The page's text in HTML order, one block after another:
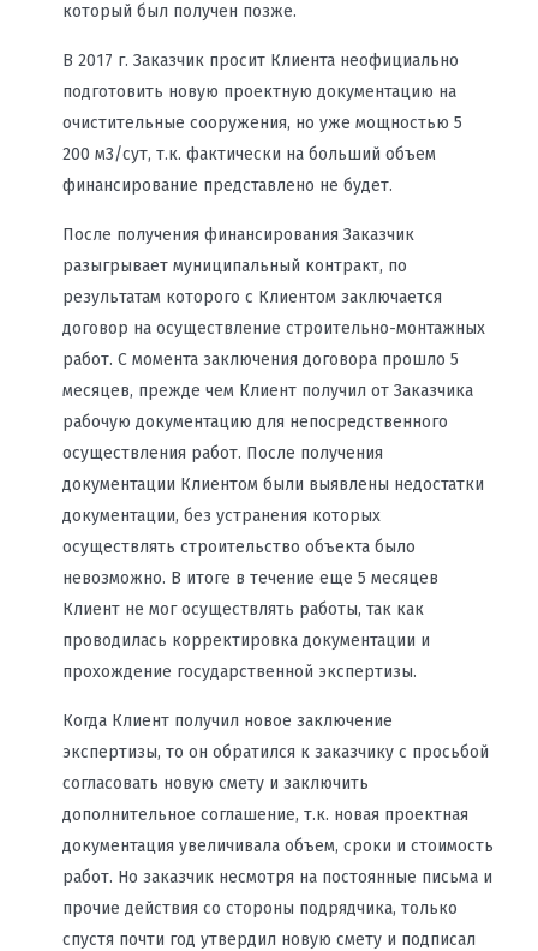
который был получен позже.
В 2017 г. Заказчик просит Клиента неофициально
подготовить новую проектную документацию на
очистительные сооружения, но уже мощностью 5
200 м3/сут, т.к. фактически на больший объем
финансирование представлено не будет.
После получения финансирования Заказчик
разыгрывает муниципальный контракт, по
результатам которого с Клиентом заключается
договор на осуществление строительно-монтажных
работ. С момента заключения договора прошло 5
месяцев, прежде чем Клиент получил от Заказчика
рабочую документацию для непосредственного
осуществления работ. После получения
документации Клиентом были выявлены недостатки
документации, без устранения которых
осуществлять строительство объекта было
невозможно. В итоге в течение еще 5 месяцев
Клиент не мог осуществлять работы, так как
проводилась корректировка документации и
прохождение государственной экспертизы.
Когда Клиент получил новое заключение
экспертизы, то он обратился к заказчику с просьбой
согласовать новую смету и заключить
дополнительное соглашение, т.к. новая проектная
документация увеличивала объем, сроки и стоимость
работ. Но заказчик несмотря на постоянные письма и
прочие действия со стороны подрядчика, только
спустя почти год утвердил новую смету и подписал